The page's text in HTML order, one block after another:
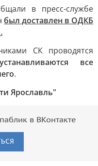
в пресс-службе
был доставлен в ОДКБ
СК проводятся
устанавливаются все
.
Ярославль"
в ВКонтакте